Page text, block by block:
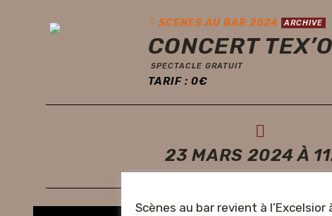
SCENES AU BAR 2024 ARCHIVE
CONCERT TEX’O
SPECTACLE GRATUIT
TARIF : 0€
23 MARS 2024 À
Scènes au bar revient à l’Excelsior